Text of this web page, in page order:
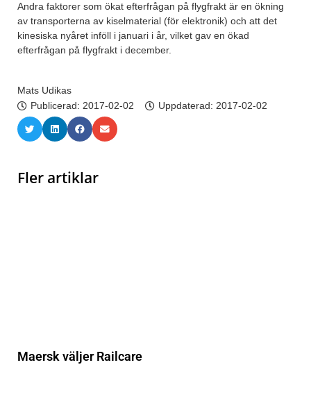
Andra faktorer som ökat efterfrågan på flygfrakt är en ökning
av transporterna av kiselmaterial (för elektronik) och att det
kinesiska nyåret inföll i januari i år, vilket gav en ökad
efterfrågan på flygfrakt i december.
Mats Udikas
Publicerad: 2017-02-02 Uppdaterad: 2017-02-02
Fler artiklar
Maersk väljer Railcare